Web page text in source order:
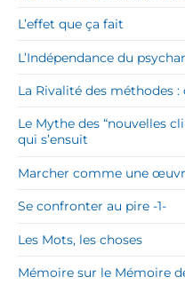
L’effet que ça fait
L’Indépendance du
La Rivalité des méthodes
Le Mythe des “nouvelles
qui s’ensuit
Marcher comme une
Se confronter au pire -1-
Les Mots, les choses
Mémoire sur le Mémoire